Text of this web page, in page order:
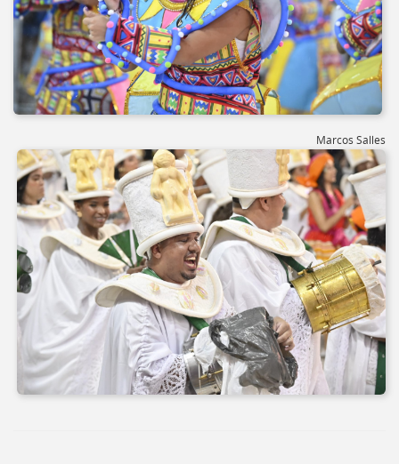
Marcos Salles